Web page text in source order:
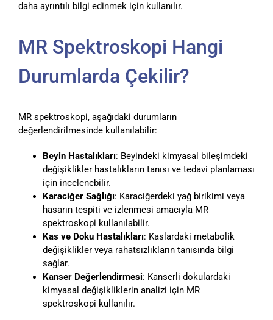
daha ayrıntılı bilgi edinmek için kullanılır.
MR Spektroskopi Hangi
Durumlarda Çekilir?
MR spektroskopi, aşağıdaki durumların
değerlendirilmesinde kullanılabilir:
Beyin Hastalıkları: Beyindeki kimyasal bileşimdeki
değişiklikler hastalıkların tanısı ve tedavi planlaması
için incelenebilir.
Karaciğer Sağlığı: Karaciğerdeki yağ birikimi veya
hasarın tespiti ve izlenmesi amacıyla MR
spektroskopi kullanılabilir.
Kas ve Doku Hastalıkları: Kaslardaki metabolik
değişiklikler veya rahatsızlıkların tanısında bilgi
sağlar.
Kanser Değerlendirmesi: Kanserli dokulardaki
kimyasal değişikliklerin analizi için MR
spektroskopi kullanılır.